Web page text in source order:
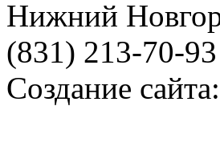
Нижний
(831) 213-70-93
Создание сайта: